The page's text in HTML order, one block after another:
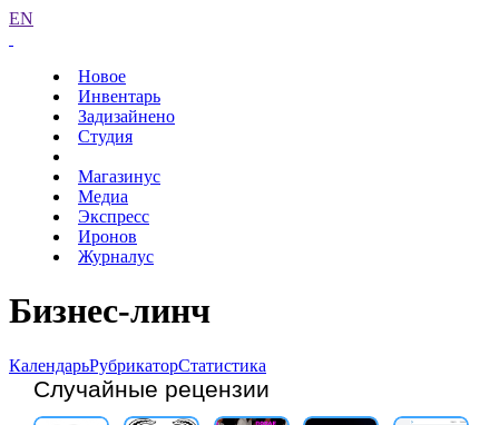
EN
Новое
Инвентарь
Задизайнено
Студия
Магазинус
Медиа
Экспресс
Иронов
Журналус
Бизнес-линч
КалендарьРубрикаторСтатистика
Случайные рецензии